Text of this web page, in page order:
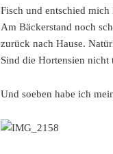
Fisch und entschied
Am Bäckerstand noch
zurück nach Hause.
Sind die Hortensien nicht
Und soeben habe ich